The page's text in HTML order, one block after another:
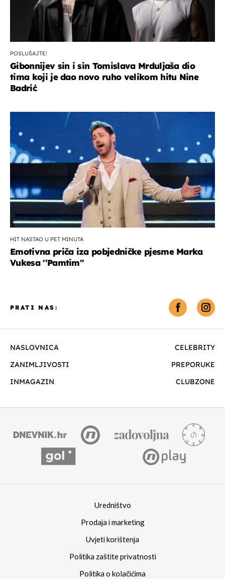
POSLUŠAJTE!
Gibonnijev sin i sin Tomislava Mrduljaša dio
tima koji je dao novo ruho velikom hitu Nine
Badrić
HIT NASTAO U PET MINUTA
Emotivna priča iza pobjedničke pjesme Marka
Vukesa ''Pamtim''
NASLOVNICA
CELEBRITY
ZANIMLJIVOSTI
PREPORUKE
INMAGAZIN
CLUBZONE
PRATI NAS:
Uredništvo
Prodaja i marketing
Uvjeti korištenja
Politika zaštite privatnosti
Politika o kolačićima